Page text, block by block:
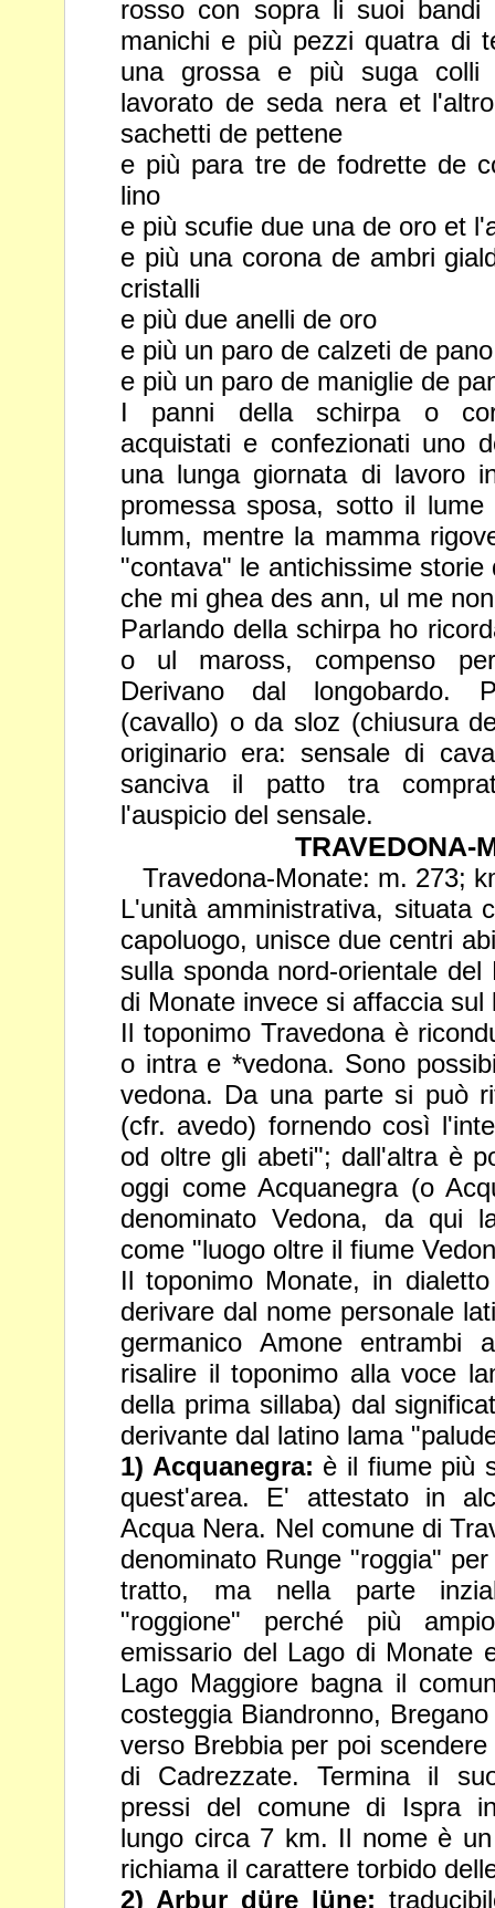
rosso con sopra li suoi
manichi e più pezzi quatra di
una grossa e più suga
lavorato de seda nera et
sachetti de pettene
e più para tre de fodrette de
lino
e più scufie due una de oro et
e più una corona de ambri
cristalli
e più due anelli de oro
e più un paro de calzeti de
e più un paro de maniglie de
I panni della schirpa o
acquistati e confezionati uno
una lunga giornata di lavoro
promessa sposa, sotto il
lumm, mentre la mamma
"contava" le antichissime storie
che mi ghea des ann, ul me
Parlando della schirpa ho
o ul maross, compenso
Derivano dal longobardo.
(cavallo) o da sloz (chiusura
originario era: sensale di
sanciva il patto tra
l'auspicio del sensale.
TRAVEDONA-
Travedona-Monate: m. 273;
L'unità amministrativa, situata
capoluogo, unisce due centri
sulla sponda nord-orientale
di Monate invece si affaccia sul
Il toponimo Travedona è
o intra e *vedona. Sono
vedona. Da una parte si può
(cfr. avedo) fornendo così
od oltre gli abeti"; dall'altra è
oggi comeAcquanegra (o
denominato Vedona, da qui
come "luogo oltre il fiume
Il toponimo Monate, in
derivare dal nome personale
germanico Amone entrambi
risalire il toponimo alla voce
della prima sillaba) dal
derivante dal latino lama
1) Acquanegra: è il fiume più
quest'area. E' attestato in
Acqua Nera. Nel comune di
denominato Runge "roggia"
tratto, ma nella parte
"roggione" perché più
emissario del Lago di Monate
Lago Maggiore bagna il
costeggia Biandronno,
verso Brebbia per poi
di Cadrezzate. Termina il
pressi del comune di Ispra
lungo circa 7 km. Il nome è
richiama il carattere torbido
2) Arbur düre lüne: